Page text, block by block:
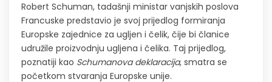
Robert Schuman, tadašnji ministar vanjskih poslova
Francuske predstavio je svoj prijedlog formiranja
Europske zajednice za ugljen i čelik, čije bi članice
udružile proizvodnju ugljena i čelika. Taj prijedlog,
poznatiji kao Schumanova deklaracija, smatra se
početkom stvaranja Europske unije.